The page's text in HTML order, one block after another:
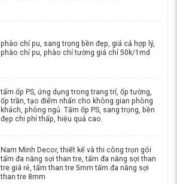
phào chỉ pu, sang trọng bền đẹp, giá cả hợp lý,
phào chỉ pu, phào chỉ tường giá chỉ 50k/1md
tấm ốp PS, ứng dụng trong trang trí, ốp tường,
ốp trần, tạo điểm nhấn cho không gian phòng
khách, phòng ngủ. Tấm ốp PS, sang trọng, bền
đẹp chi phí thấp, hiệu quả cao.
Nam Minh Decor, thiết kế và thi công trọn gói
tấm đa năng sợi than tre, tấm đa năng sợi than
tre giá rẻ, tấm than tre 5mm tấm đa năng sợi
than tre 8mm